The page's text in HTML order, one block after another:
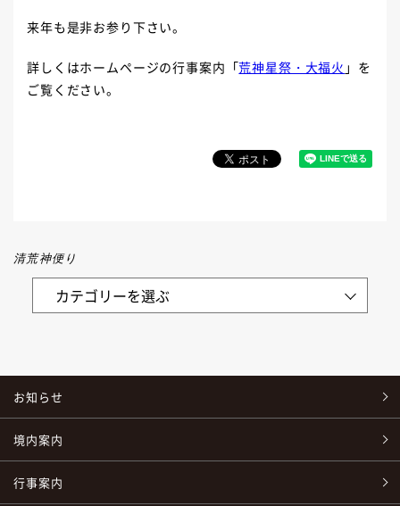
来年も是非お参り下さい。
詳しくはホームページの行事案内「荒神星祭・大福火 」を
ご覧ください。
清荒神便り
お知らせ
境内案内
行事案内